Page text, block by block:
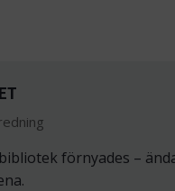
förnyades –